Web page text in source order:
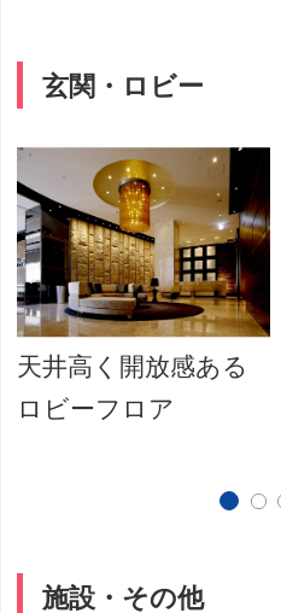
玄関・ロビー
天井高く開放感ある
ロビーフロア
施設・その他